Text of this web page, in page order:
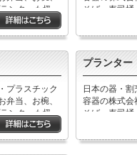
ンターも扱っ
そば・寿司
プラスチック
弁当、お椀、
ンターも扱っ
プランター
日本の器・
容器の株式会
そば・寿司